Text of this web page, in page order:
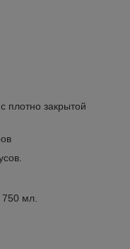
плотно закрытой
мл.